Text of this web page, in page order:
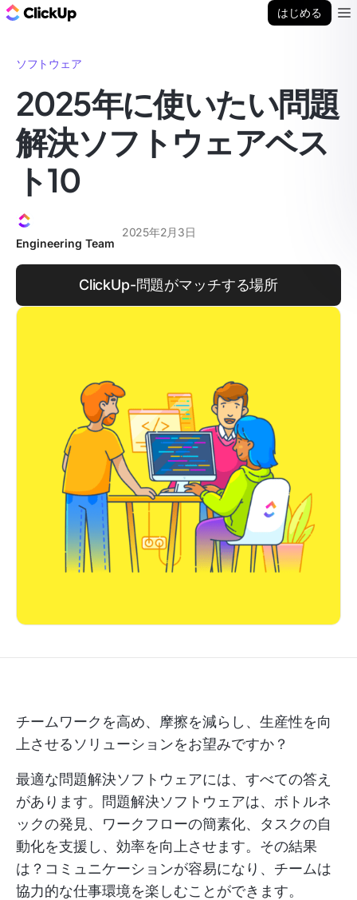
はじめる
ソフトウェア
2025年に使いたい問題
解決ソフトウェアベス
ト10
Engineering Team
2025年2月3日
ClickUp-問題がマッチする場所
チームワークを高め、摩擦を減らし、生産性を向
上させるソリューションをお望みですか？
最適な問題解決ソフトウェアには、すべての答え
があります。問題解決ソフトウェアは、ボトルネ
ックの発見、ワークフローの簡素化、タスクの自
動化を支援し、効率を向上させます。その結果
は？コミュニケーションが容易になり、チームは
協力的な仕事環境を楽しむことができます。